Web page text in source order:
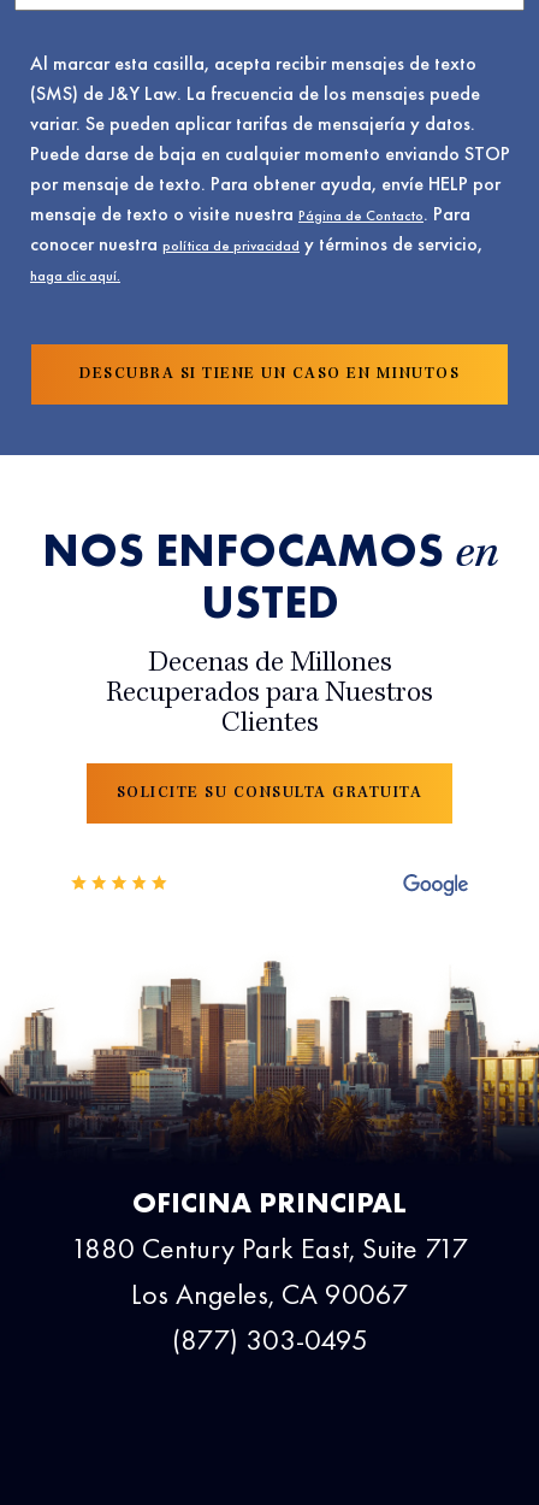
Al marcar esta casilla, acepta recibir mensajes de texto
(SMS) de J&Y Law. La frecuencia de los mensajes puede
variar. Se pueden aplicar tarifas de mensajería y datos.
Puede darse de baja en cualquier momento enviando STOP
por mensaje de texto. Para obtener ayuda, envíe HELP por
mensaje de texto o visite nuestra Página de Contacto. Para
conocer nuestra política de privacidad y términos de servicio,
haga clic aquí.
NOS ENFOCAMOS en
USTED
Decenas de Millones
Recuperados para Nuestros
Clientes
SOLICITE SU CONSULTA GRATUITA
OFICINA PRINCIPAL
1880 Century Park East, Suite 717
Los Angeles, CA 90067
(877) 303-0495